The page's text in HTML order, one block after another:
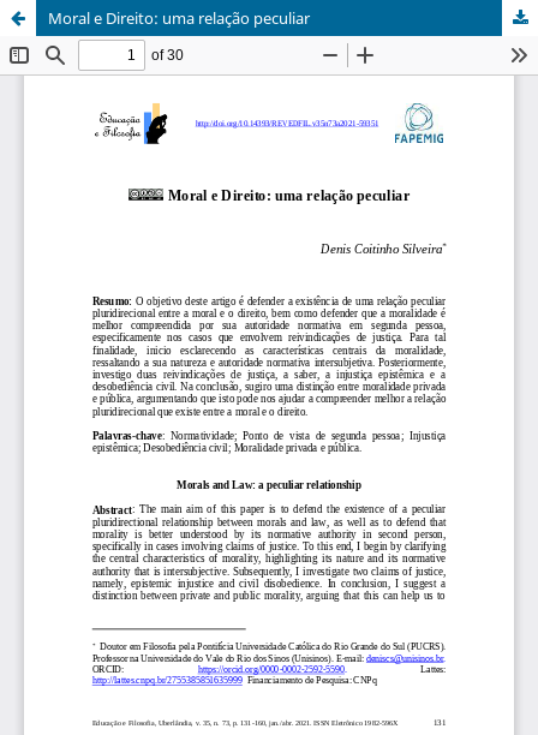
Moral e Direito: uma relação peculiar